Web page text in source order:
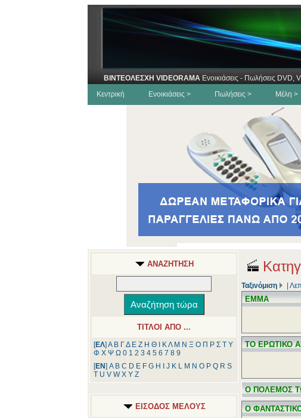
ΒΙΝΤΕΟΛΕΣΧΗ VIDEORAMA Ενοικιάσεις - Πωλήσεις
Κεντρική
Ενοικιάσεις > Πωλήσεις > Μέλη >
ΑΝΑΖΗΤΗΣΗ
ΤΙΤΛΟΙ ΑΠΟ ...
[ΕΛ] Α Β ΓΔ Ε Ζ Η Θ ΚΛ Μ Ν Ξ Ο Π Ρ Σ Τ Υ
Φ Χ Ψ Ω 0 1 2 3 4 5 6 7 8 9
[ΕΝ] A B C D E F G H J K L M N O P Q R S
T U V W X Y Z
ΕΙΣΟΔΟΣ ΜΕΛΟΥΣ
Ταξινόμιση
ΕΜΜΑ
ΤΟ ΕΡΩΤΙΚΟ
Ο ΠΟΛΕΜΟΣ
Ο